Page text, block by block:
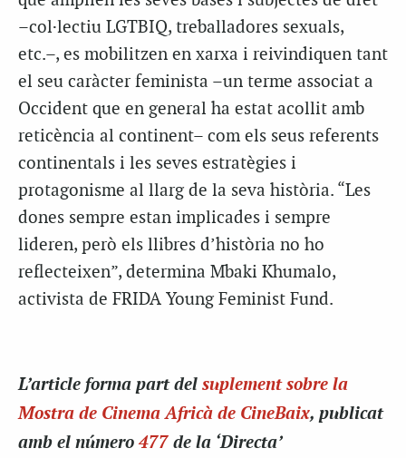
–col·lectiu LGTBIQ, treballadores sexuals,
etc.–, es mobilitzen en xarxa i reivindiquen tant
el seu caràcter feminista –un terme associat a
Occident que en general ha estat acollit amb
reticència al continent– com els seus referents
continentals i les seves estratègies i
protagonisme al llarg de la seva història. “Les
dones sempre estan implicades i sempre
lideren, però els llibres d’història no ho
reflecteixen”, determina Mbaki Khumalo,
activista de FRIDA Young Feminist Fund.
L’article forma part delsuplement sobre la
Mostra de Cinema Africà de CineBaix, publicat
amb el número477de la ‘Directa’